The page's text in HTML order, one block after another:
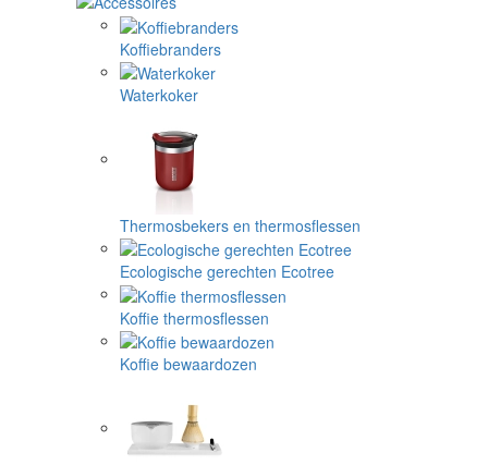
Koffiebranders
Waterkoker
Thermosbekers en thermosflessen
Ecologische gerechten Ecotree
Koffie thermosflessen
Koffie bewaardozen